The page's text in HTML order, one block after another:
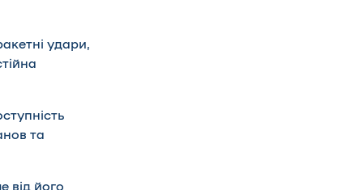
удари,
та
від його